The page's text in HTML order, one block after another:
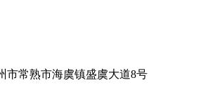
市常熟市海虞镇盛虞大道8号